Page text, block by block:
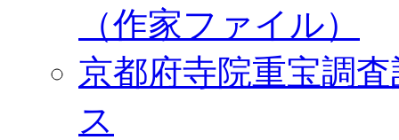
（作家ファイル）
京都府寺院重宝調
ス